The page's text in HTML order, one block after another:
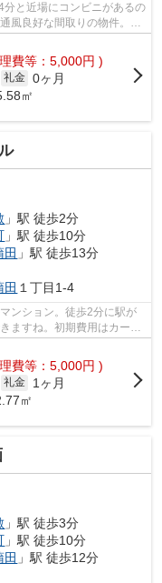
と近場にコンビニがあるの
風良好な間取りの物件。こ
費等：5,000円 )
礼金 0ヶ月
㎡
」駅 徒歩2分
」駅 徒歩10分
田 」駅 徒歩13分
田 １丁目1-4
ンション。徒歩2分に駅が
ますね。初期費用はカード
費等：5,000円 )
礼金
1ヶ月
㎡
」駅 徒歩3分
」駅 徒歩10分
田 」駅 徒歩12分